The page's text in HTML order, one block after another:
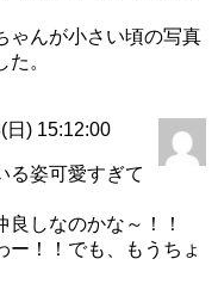
ゃんが小さい頃の写真
。
日) 15:12:00
る姿可愛すぎて
しなのかな～！！
ー！！でも、もうちょ